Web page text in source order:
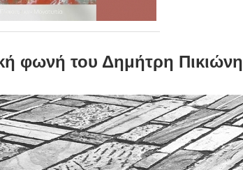
φωνή του Δημήτρη Πικιώνη